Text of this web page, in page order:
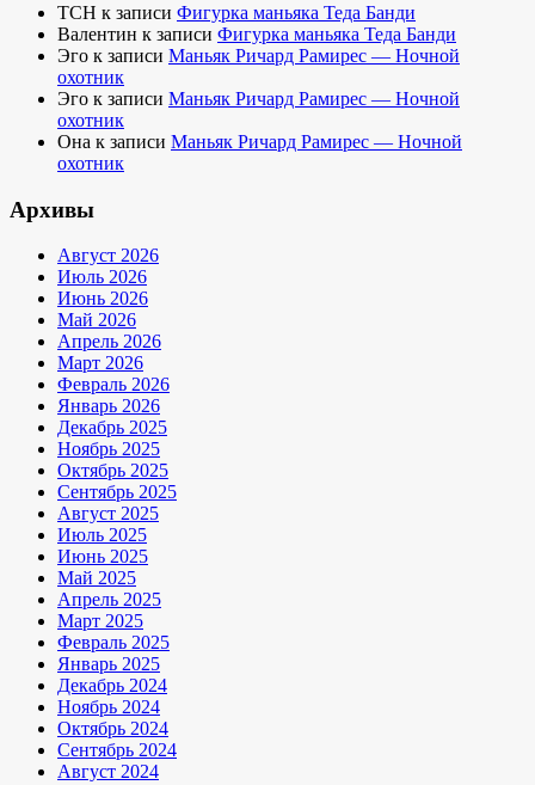
TCH к записи Фигурка маньяка Теда Банди
Валентин к записи Фигурка маньяка Теда Банди
Эго к записи Маньяк Ричард Рамирес — Ночной
охотник
Эго к записи Маньяк Ричард Рамирес — Ночной
охотник
Она к записи Маньяк Ричард Рамирес — Ночной
охотник
Архивы
Август 2026
Июль 2026
Июнь 2026
Май 2026
Апрель 2026
Март 2026
Февраль 2026
Январь 2026
Декабрь 2025
Ноябрь 2025
Октябрь 2025
Сентябрь 2025
Август 2025
Июль 2025
Июнь 2025
Май 2025
Апрель 2025
Март 2025
Февраль 2025
Январь 2025
Декабрь 2024
Ноябрь 2024
Октябрь 2024
Сентябрь 2024
Август 2024